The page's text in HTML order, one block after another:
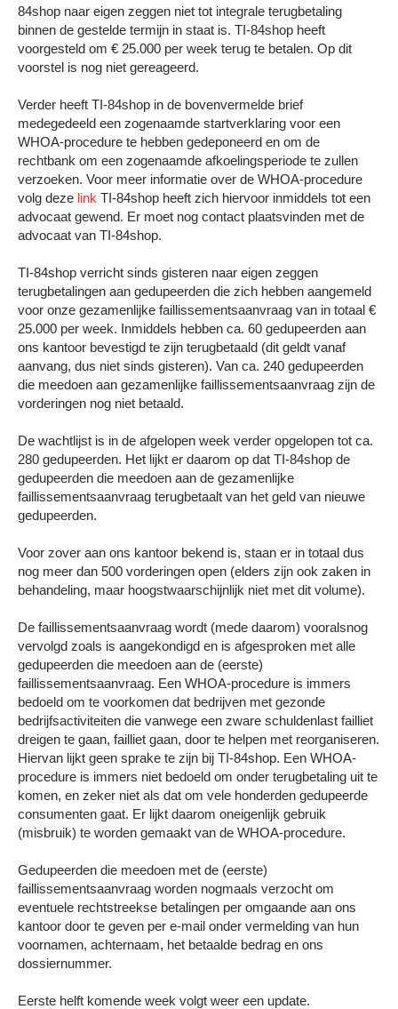
84shop naar eigen zeggen niet tot integrale terugbetaling
binnen de gestelde termijn in staat is. TI-84shop heeft
voorgesteld om € 25.000 per week terug te betalen. Op dit
voorstel is nog niet gereageerd.
Verder heeft TI-84shop in de bovenvermelde brief
medegedeeld een zogenaamde startverklaring voor een
WHOA-procedure te hebben gedeponeerd en om de
rechtbank om een zogenaamde afkoelingsperiode te zullen
verzoeken. Voor meer informatie over de WHOA-procedure
volg deze link TI-84shop heeft zich hiervoor inmiddels tot een
advocaat gewend. Er moet nog contact plaatsvinden met de
advocaat van TI-84shop.
TI-84shop verricht sinds gisteren naar eigen zeggen
terugbetalingen aan gedupeerden die zich hebben aangemeld
voor onze gezamenlijke faillissementsaanvraag van in totaal €
25.000 per week. Inmiddels hebben ca. 60 gedupeerden aan
ons kantoor bevestigd te zijn terugbetaald (dit geldt vanaf
aanvang, dus niet sinds gisteren). Van ca. 240 gedupeerden
die meedoen aan gezamenlijke faillissementsaanvraag zijn de
vorderingen nog niet betaald.
De wachtlijst is in de afgelopen week verder opgelopen tot ca.
280 gedupeerden. Het lijkt er daarom op dat TI-84shop de
gedupeerden die meedoen aan de gezamenlijke
faillissementsaanvraag terugbetaalt van het geld van nieuwe
gedupeerden.
Voor zover aan ons kantoor bekend is, staan er in totaal dus
nog meer dan 500 vorderingen open (elders zijn ook zaken in
behandeling, maar hoogstwaarschijnlijk niet met dit volume).
De faillissementsaanvraag wordt (mede daarom) vooralsnog
vervolgd zoals is aangekondigd en is afgesproken met alle
gedupeerden die meedoen aan de (eerste)
faillissementsaanvraag. Een WHOA-procedure is immers
bedoeld om te voorkomen dat bedrijven met gezonde
bedrijfsactiviteiten die vanwege een zware schuldenlast failliet
dreigen te gaan, failliet gaan, door te helpen met reorganiseren.
Hiervan lijkt geen sprake te zijn bij TI-84shop. Een WHOA-
procedure is immers niet bedoeld om onder terugbetaling uit te
komen, en zeker niet als dat om vele honderden gedupeerde
consumenten gaat. Er lijkt daarom oneigenlijk gebruik
(misbruik) te worden gemaakt van de WHOA-procedure.
Gedupeerden die meedoen met de (eerste)
faillissementsaanvraag worden nogmaals verzocht om
eventuele rechtstreekse betalingen per omgaande aan ons
kantoor door te geven per e-mail onder vermelding van hun
voornamen, achternaam, het betaalde bedrag en ons
dossiernummer.
Eerste helft komende week volgt weer een update.